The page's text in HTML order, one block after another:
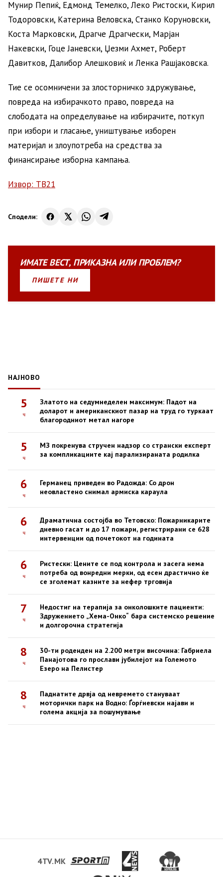
Мунир Пепиќ, Едмонд Темелко, Леко Ристоски, Кирил
Тодоровски, Катерина Веловска, Станко Коруновски,
Коста Марковски, Драгче Драгчески, Марјан
Накевски, Гоце Јаневски, Џезми Ахмет, Роберт
Давитков, Далибор Алешковиќ и Ленка Рашјаковска.
Тие се осомничени за злосторничко здружување,
повреда на избирачкото право, повреда на
слободата на определување на избирачите, поткуп
при избори и гласање, уништување изборен
материјал и злоупотреба на средства за
финансирање изборна кампања.
Извор: ТВ21
Сподели:
ИМАТЕВЕСТ, ПРИКАЗНАИЛИПРОБЛЕМ?
ПИШЕТЕ НИ
НАЈНОВО
5
ч
Златото на седумнеделен максимум: Падот на
доларот и американскиот пазар на труд го туркаат
благородниот метал нагоре
5
ч
МЗ покренува стручен надзор со странски експерт
за компликациите кај парализираната родилка
6
ч
Германец приведен во Радожда: Со дрон
неовластено снимал армиска караула
6
ч
Драматична состојба во Тетовско: Пожарникарите
дневно гасат и до 17 пожари, регистрирани се 628
интервенции од почетокот на годината
6
ч
Ристески: Цените се под контрола и засега нема
потреба од вонредни мерки, од есен драстично ќе
се зголемат казните за нефер трговија
7
ч
Недостиг на терапија за онколошките пациенти:
Здружението „Хема-Онко“ бара системско решение
и долгорочна стратегија
8
ч
30-ти роденден на 2.200 метри височина: Габриела
Панајотова го прослави јубилејот на Големото
Езеро на Пелистер
8
ч
Паднатите дрвја од невремето стануваат
моторички парк на Водно: Ѓорѓиевски најави и
голема акција за пошумување
4TV.MK